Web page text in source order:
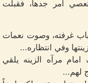
آمر جدها، فقبلت
غرفته، وصوت نعمات
وفي انتظاره...
مرآه الزينه يلقي
لهم...